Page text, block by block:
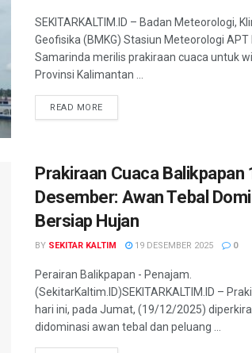
SEKITARKALTIM.ID – Badan Meteorologi,
Geofisika (BMKG) Stasiun Meteorologi APT
Samarinda merilis prakiraan cuaca untuk
Provinsi Kalimantan ...
READ MORE
Prakiraan Cuaca Balikpapan
Desember: Awan Tebal
Bersiap Hujan
BY SEKITAR KALTIM 19 DESEMBER 2025 0
Perairan Balikpapan - Penajam.
(SekitarKaltim.ID)SEKITARKALTIM.ID –
hari ini, pada Jumat, (19/12/2025)
didominasi awan tebal dan peluang ...